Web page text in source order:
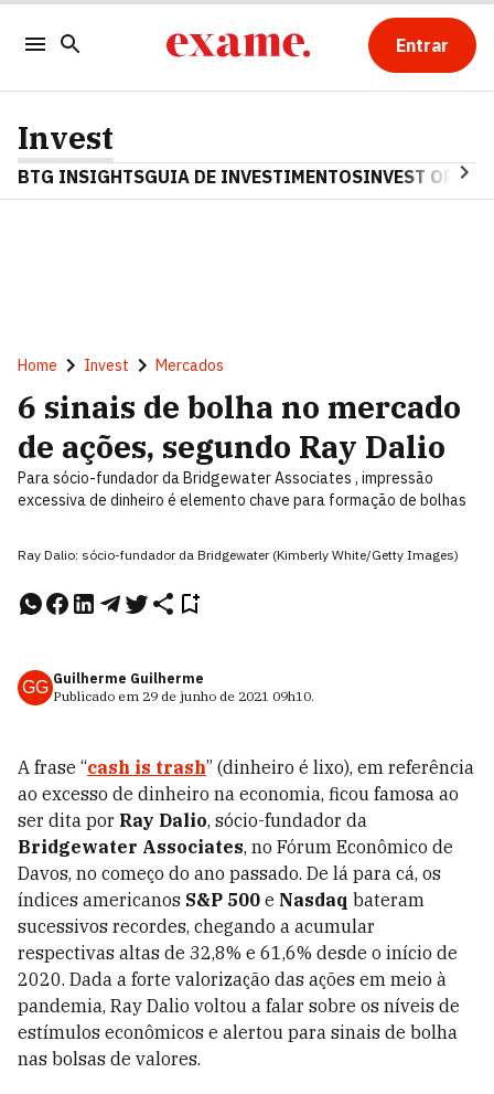
Entrar
Invest
BTG INSIGHTSGUIA DE INVESTIMENTOSINVEST OPINA
Home Invest Mercados
6 sinais de bolha no mercado
de ações, segundo Ray Dalio
Para sócio-fundador da Bridgewater Associates , impressão
excessiva de dinheiro é elemento chave para formação de bolhas
Ray Dalio: sócio-fundador da Bridgewater (Kimberly White/Getty Images)
GG Guilherme Guilherme
Publicado em 29 de junho de 2021 09h10.
A frase “cash is trash” (dinheiro é lixo), em referência
ao excesso de dinheiro na economia, ficou famosa ao
ser dita por Ray Dalio, sócio-fundador da
Bridgewater Associates, no Fórum Econômico de
Davos, no começo do ano passado. De lá para cá, os
índices americanos S&P 500 e Nasdaq bateram
sucessivos recordes, chegando a acumular
respectivas altas de 32,8% e 61,6% desde o início de
2020. Dada a forte valorização das ações em meio à
pandemia, Ray Dalio voltou a falar sobre os níveis de
estímulos econômicos e alertou para sinais de bolha
nas bolsas de valores.